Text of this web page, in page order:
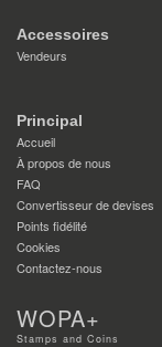
Accessoires
Vendeurs
Principal
Accueil
À propos de nous
FAQ
Convertisseur de devises
Points fidélité
Cookies
Contactez-nous
WOPA+
Stamps and Coins